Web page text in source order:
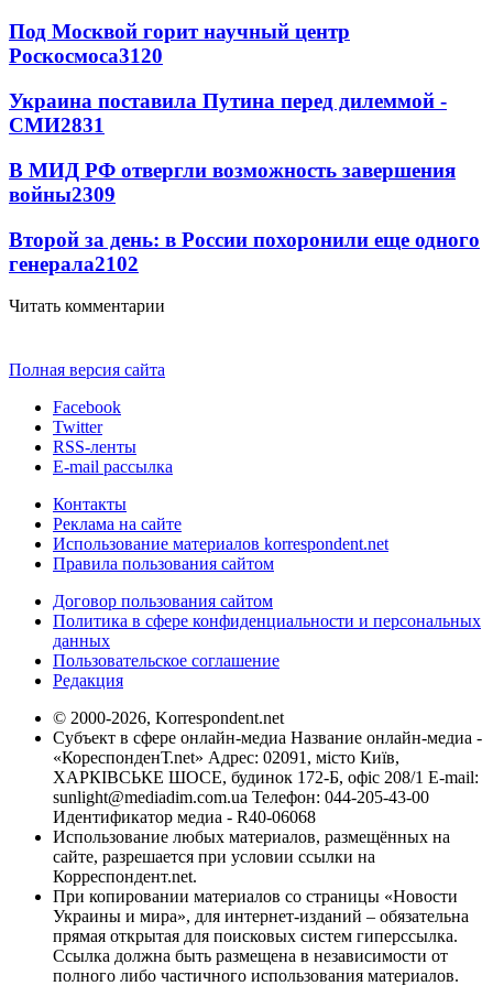
Под Москвой горит научный центр
Роскосмоса3120
Украина поставила Путина перед дилеммой -
СМИ2831
В МИД РФ отвергли возможность завершения
войны2309
Второй за день: в России похоронили еще одного
генерала2102
Читать комментарии
Полная версия сайта
Facebook
Twitter
RSS-ленты
E-mail рассылка
Контакты
Реклама на сайте
Использование материалов korrespondent.net
Правила пользования сайтом
Договор пользования сайтом
Политика в сфере конфиденциальности и персональных
данных
Пользовательское соглашение
Редакция
© 2000-2026, Korrespondent.net
Субъект в сфере онлайн-медиа Название онлайн-медиа -
«КореспонденТ.net» Адрес: 02091, місто Київ,
ХАРКІВСЬКЕ ШОСЕ, будинок 172-Б, офіс 208/1 E-mail:
sunlight@mediadim.com.ua Телефон: 044-205-43-00
Идентификатор медиа - R40-06068
Использование любых материалов, размещённых на
сайте, разрешается при условии ссылки на
Корреспондент.net.
При копировании материалов со страницы «Новости
Украины и мира», для интернет-изданий – обязательна
прямая открытая для поисковых систем гиперссылка.
Ссылка должна быть размещена в независимости от
полного либо частичного использования материалов.